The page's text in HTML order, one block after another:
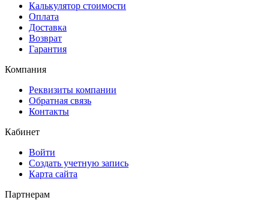
Калькулятор стоимости
Оплата
Доставка
Возврат
Гарантия
Компания
Реквизиты компании
Обратная связь
Контакты
Кабинет
Войти
Создать учетную запись
Карта сайта
Партнерам